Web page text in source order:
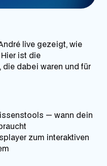
live gezeigt, wie
ist die
dabei waren und für
— wann dein
zum interaktiven